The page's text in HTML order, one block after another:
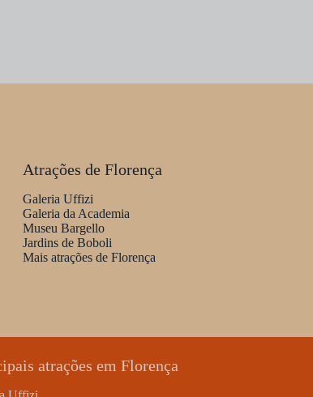
Atrações de Florença
Galeria Uffizi
Galeria da Academia
Museu Bargello
Jardins de Boboli
Mais atrações de Florença
atrações em Florença